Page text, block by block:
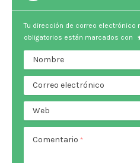
Tu dirección de correo electrónico
obligatorios están marcados con
Nombre
Correo electrónico
Web
Comentario *